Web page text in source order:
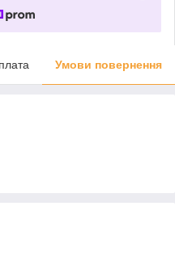
Умови повернення